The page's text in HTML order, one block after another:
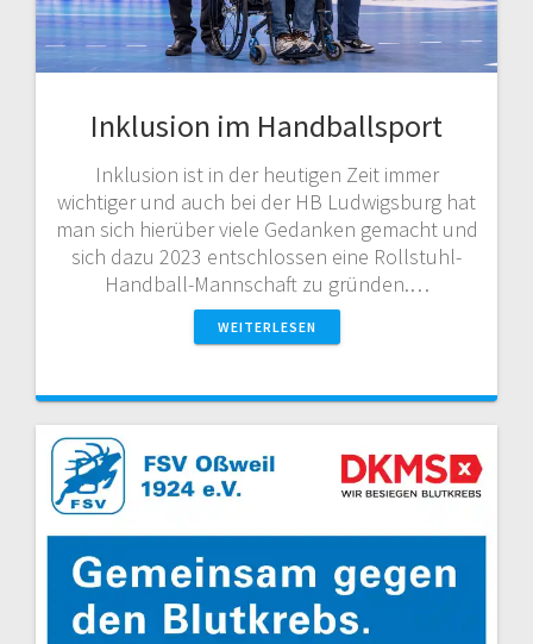
Inklusion im Handballsport
Inklusion ist in der heutigen Zeit immer
wichtiger und auch bei der HB Ludwigsburg hat
man sich hierüber viele Gedanken gemacht und
sich dazu 2023 entschlossen eine Rollstuhl-
Handball-Mannschaft zu gründen.…
WEITERLESEN